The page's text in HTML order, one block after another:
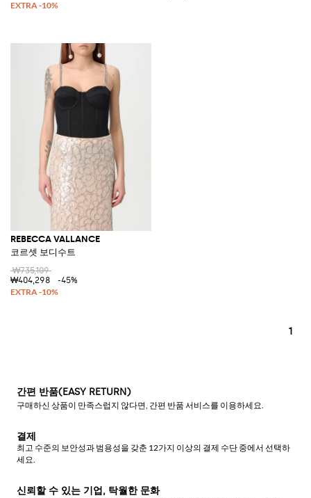
REBECCA VALLANCE
코르셋 보디수트
₩735,109
₩404,298
-45%
1
간편 반품(EASY RETURN)
구매하신 상품이 만족스럽지 않다면, 간편 반품 서비스를 이용하세요.
결제
최고 수준의 보안성과 범용성을 갖춘 12가지 이상의 결제 수단 중에서 선택하
세요.
신뢰할 수 있는 기업, 탁월한 문화